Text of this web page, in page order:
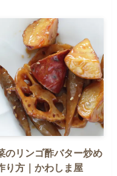
のリンゴ酢バター炒め
り方｜かわしま屋